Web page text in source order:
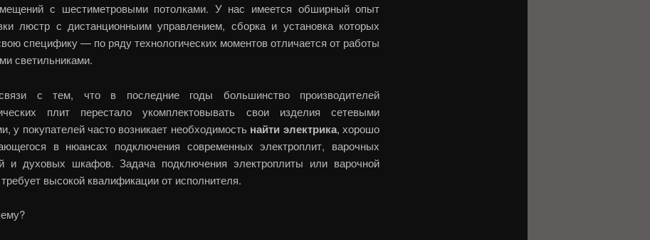
с шестиметровыми потолками. У нас имеется обширный опыт
люстр с дистанционныим управлением, сборка и установка которых
специфику — по ряду технологических моментов отличается от работы
светильниками.
с тем, что в последние годы большинство производителей
плит перестало укомплектовывать свои изделия сетевыми
у покупателей часто возникает необходимость найти электрика, хорошо
в нюансах подключения современных электроплит, варочных
и духовых шкафов. Задача подключения электроплиты или варочной
высокой квалификации от исполнителя.